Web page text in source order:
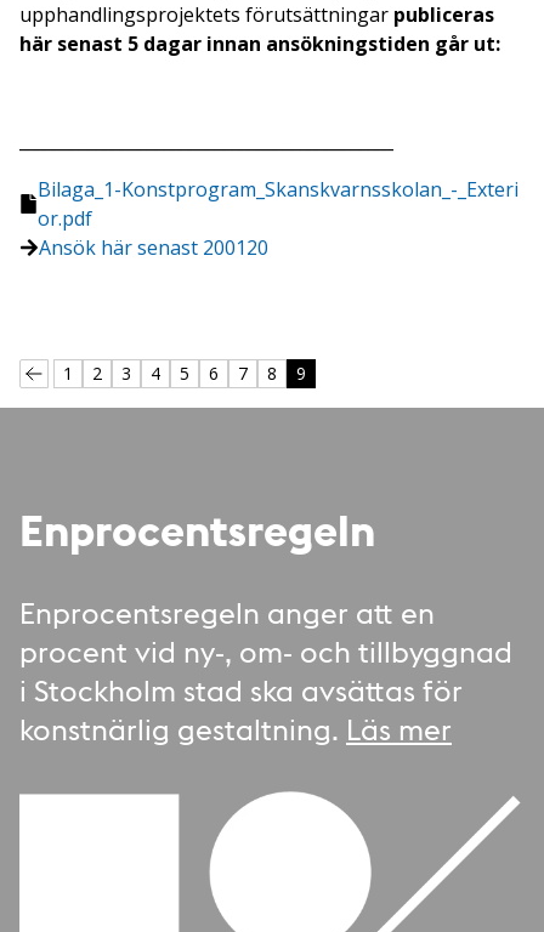
upphandlingsprojektets förutsättningar publiceras
här senast 5 dagar innan ansökningstiden går ut:
Bilaga_1-Konstprogram_Skanskvarnsskolan_-_Exteri
or.pdf
Ansök här senast 200120
1 2 3 4 5 6 7 8 9
Enprocentsregeln
Enprocentsregeln anger att en
procent vid ny-, om- och tillbyggnad
i Stockholm stad ska avsättas för
konstnärlig gestaltning. Läs mer